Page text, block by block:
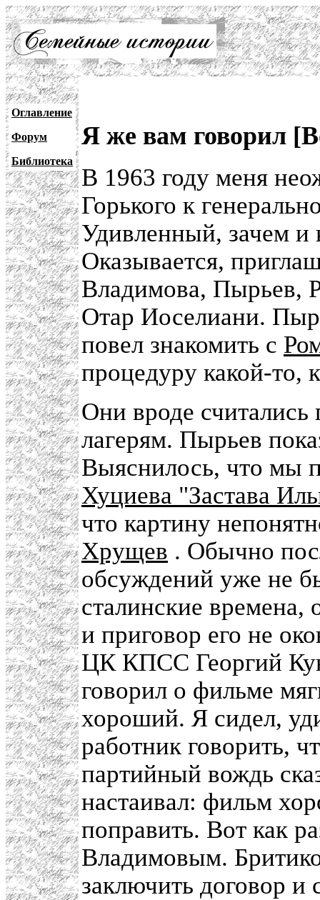
Оглавление
Форум
Библиотека
Я же вам говорил
В 1963 году меня
Горького к
Удивленный, зачем и
Оказывается,
Владимова, Пырьев,
Отар Иоселиани.
повел знакомить с
процедуру какой-то,
Они вроде
лагерям. Пырьев
Выяснилось, что мы
Хуциева "Застава
что картину
Хрущев . Обычно
обсуждений уже не
сталинские времена,
и приговор его не
ЦК КПСС Георгий
говорил о фильме
хороший. Я сидел,
работник говорить,
партийный вождь
настаивал: фильм
поправить. Вот как
Владимовым.
заключить договор и